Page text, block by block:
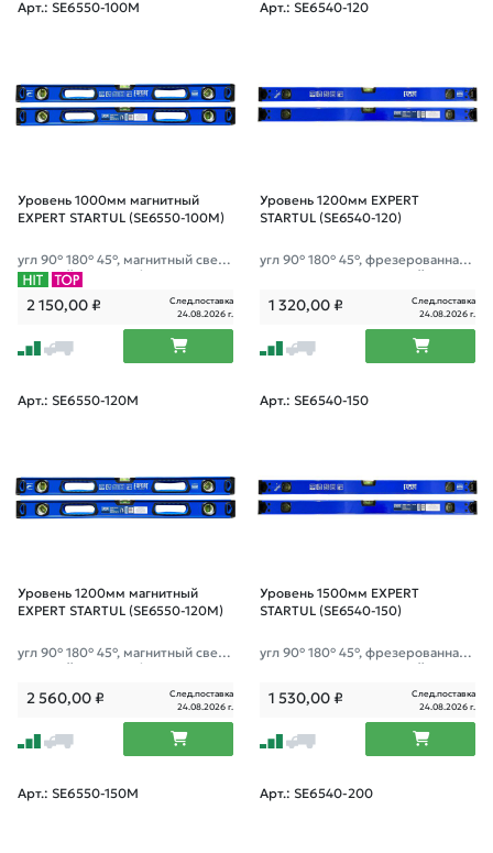
Арт.: SE6550-100M
Уровень 1000мм магнитный
EXPERT STARTUL (SE6550-100M)
угл 90° 180° 45°, магнитный сверх
прочный уровень, фрезерованна
я поверхность
2 150,00₽
След.поставка
24.08.2026 г.
Арт.: SE6540-120
Уровень 1200мм EXPERT
STARTUL (SE6540-120)
угл 90° 180° 45°, фрезерованная
поверхность; зеркальный глазок;
1 320,00₽
След.поставка
24.08.2026 г.
Арт.: SE6550-120M
Уровень 1200мм магнитный
EXPERT STARTUL (SE6550-120M)
угл 90° 180° 45°, магнитный сверх
прочный уровень, фрезерованна
2 560,00₽
След.поставка
24.08.2026 г.
Арт.: SE6540-150
Уровень 1500мм EXPERT
STARTUL (SE6540-150)
угл 90° 180° 45°, фрезерованная
поверхность; зеркальный глазок;
1 530,00₽
След.поставка
24.08.2026 г.
Арт.: SE6550-150M Арт.: SE6540-200